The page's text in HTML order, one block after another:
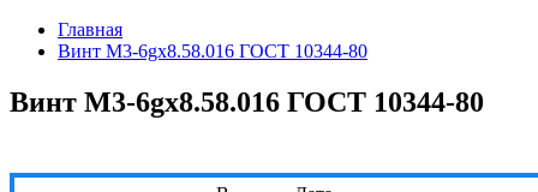
Главная
Винт М3-6gx8.58.016 ГОСТ 10344-80
Винт М3-6gx8.58.016 ГОСТ 10344-80